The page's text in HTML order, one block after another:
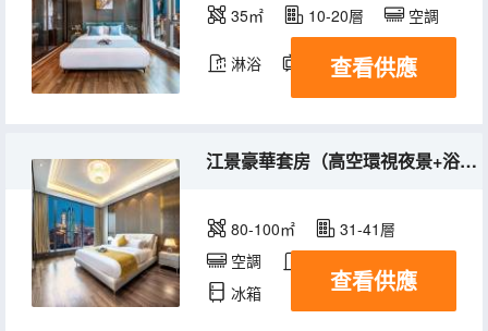
35㎡ 10-20層 空調
淋浴 電視機 冰箱
查看供應
江景豪華套房（高空環視夜景+浴缸+奢享客廳）
80-100㎡
31-41層
空調
冰箱
查看供應